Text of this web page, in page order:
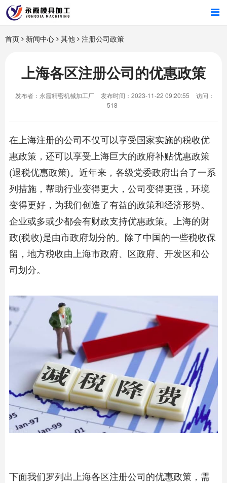
首页
产品中心
新闻中心
首页 新闻中心 其他 注册公司政策
上海各区注册公司的优惠政策
发布者：永霞精密机械加工厂 发布时间：2023-11-22 09:20:55
访问：
518
在上海注册的公司不仅可以享受国家实施的税收优
惠政策，还可以享受上海巨大的政府补贴优惠政策
(退税优惠政策)。近年来，各级党委政府出台了一系
列措施，帮助行业变得更大，公司变得更强，环境
变得更好，为我们创造了有益的政策和经济形势。
企业或多或少都会有财政支持优惠政策。上海的财
政(税收)是由市政府划分的。除了中国的一些税收保
留，地方税收由上海市政府、区政府、开发区和公
司划分。
下面我们罗列出上海各区注册公司的优惠政策，需